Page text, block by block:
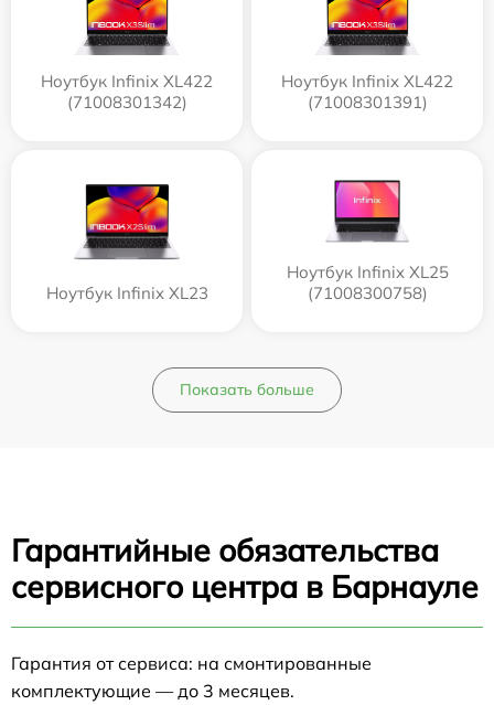
Ноутбук Infinix XL422
(71008301342)
Ноутбук Infinix XL422
(71008301391)
Ноутбук Infinix XL23
Ноутбук Infinix XL25
(71008300758)
Показать больше
Гарантийные обязательства
сервисного центра в Барнауле
Гарантия от сервиса: на смонтированные
комплектующие — до 3 месяцев.